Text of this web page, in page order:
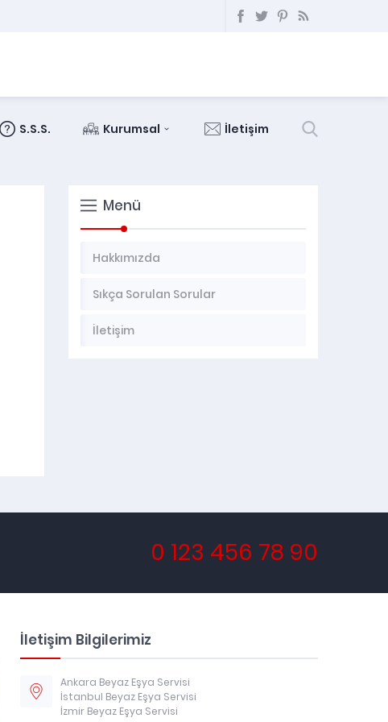
S.S.S. Kurumsal İletişim
Menü
Hakkımızda
Sıkça Sorulan Sorular
İletişim
0 123 456 78 90
İletişim Bilgilerimiz
Ankara Beyaz Eşya Servisi
İstanbul Beyaz Eşya Servisi
İzmir Beyaz Eşya Servisi